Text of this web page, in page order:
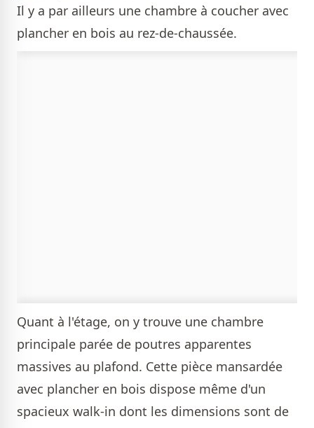
Il y a par ailleurs une chambre à coucher avec
plancher en bois au rez-de-chaussée.
Quant à l'étage, on y trouve une chambre
principale parée de poutres apparentes
massives au plafond. Cette pièce mansardée
avec plancher en bois dispose même d'un
spacieux walk-in dont les dimensions sont de